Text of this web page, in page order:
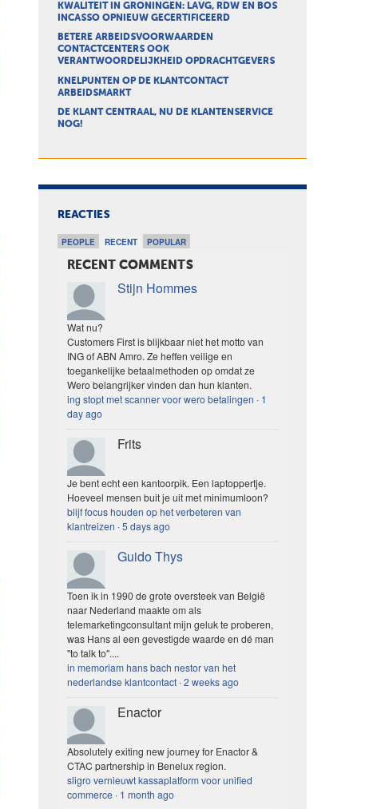
KWALITEIT IN GRONINGEN: LAVG, RDW EN BOS
INCASSO OPNIEUW GECERTIFICEERD
BETERE ARBEIDSVOORWAARDEN
CONTACTCENTERS OOK
VERANTWOORDELIJKHEID OPDRACHTGEVERS
KNELPUNTEN OP DE KLANTCONTACT
ARBEIDSMARKT
DE KLANT CENTRAAL, NU DE KLANTENSERVICE
NOG!
REACTIES
PEOPLE RECENT POPULAR
RECENT COMMENTS
Stijn Hommes
Wat nu?
Customers First is blijkbaar niet het motto van
ING of ABN Amro. Ze heffen veilige en
toegankelijke betaalmethoden op omdat ze
Wero belangrijker vinden dan hun klanten.
ing stopt met scanner voor wero betalingen · 1
day ago
Frits
Je bent echt een kantoorpik. Een laptoppertje.
Hoeveel mensen buit je uit met minimumloon?
blijf focus houden op het verbeteren van
klantreizen ·5 days ago
Guido Thys
Toen ik in 1990 de grote oversteek van België
naar Nederland maakte om als
telemarketingconsultant mijn geluk te proberen,
was Hans al een gevestigde waarde en dé man
"to talk to"....
in memoriam hans bach nestor van het
nederlandse klantcontact ·2 weeks ago
Enactor
Absolutely exiting new journey for Enactor &
CTAC partnership in Benelux region.
sligro vernieuwt kassaplatform voor unified
commerce · 1 month ago